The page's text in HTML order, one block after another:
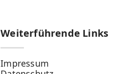
Weiterführende Links
Impressum